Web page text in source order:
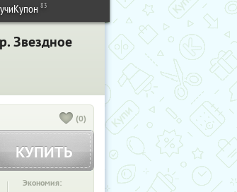
83
Звездное
(0)
КУПИТЬ
Экономия: